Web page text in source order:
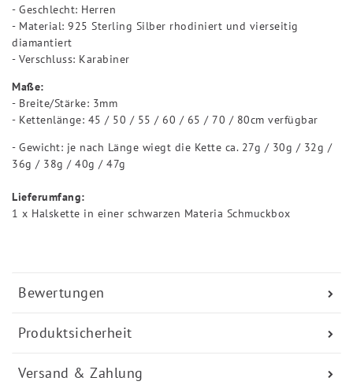
Bewertungen
Produktsicherheit
Versand & Zahlung
- Geschlecht: Herren
- Material: 925 Sterling Silber rhodiniert und vierseitig
diamantiert
- Verschluss: Karabiner
Maße:
- Breite/Stärke: 3mm
- Kettenlänge: 45 / 50 / 55 / 60 / 65 / 70 / 80cm verfügbar
- Gewicht: je nach Länge wiegt die Kette ca. 27g / 30g / 32g /
36g / 38g / 40g / 47g
Lieferumfang:
1 x Halskette in einer schwarzen Materia Schmuckbox